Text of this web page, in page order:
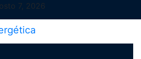
7, 2026
Energética